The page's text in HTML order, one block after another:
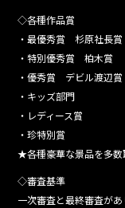
◇各種作品賞
・最優秀賞 杉原社長賞
・特別優秀賞 柏木賞
・優秀賞 デビル渡辺賞
・キッズ部門
・レディース賞
・珍特別賞
★各種豪華な景品を多数
◇審査基準
一次審査と最終審査があ